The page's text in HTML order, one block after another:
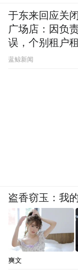
于东来回应关
广场店：因负
误，个别租户
想象
蓝鲸新闻
盗香窃玉：我
爽文